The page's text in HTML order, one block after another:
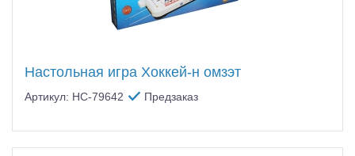
Настольная игра Хоккей-н омзэт
Артикул: HC-79642 Предзаказ